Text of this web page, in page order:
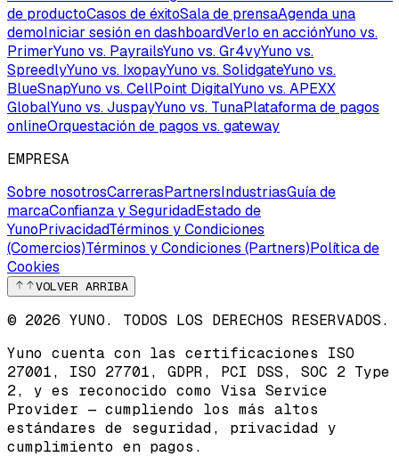
de productoCasos de éxitoSala de prensaAgenda una
demoIniciar sesión en dashboardVerlo en acciónYuno vs.
PrimerYuno vs. PayrailsYuno vs. Gr4vyYuno vs.
SpreedlyYuno vs. IxopayYuno vs. SolidgateYuno vs.
BlueSnapYuno vs. CellPoint DigitalYuno vs. APEXX
GlobalYuno vs. JuspayYuno vs. TunaPlataforma de pagos
onlineOrquestación de pagos vs. gateway
EMPRESA
Sobre nosotrosCarrerasPartnersIndustriasGuía de
marcaConfianza y SeguridadEstado de
YunoPrivacidadTérminos y Condiciones
(Comercios)Términos y Condiciones (Partners)Política de
Cookies
VOLVER ARRIBA
© 2026 YUNO. TODOS LOS DERECHOS RESERVADOS.
Yuno cuenta con las certificaciones ISO
27001, ISO 27701, GDPR, PCI DSS, SOC 2 Type
2, y es reconocido como Visa Service
Provider — cumpliendo los más altos
estándares de seguridad, privacidad y
cumplimiento en pagos.